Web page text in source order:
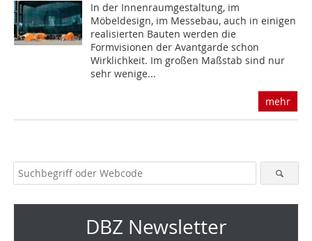
In der Innenraumgestaltung, im
Möbeldesign, im Messebau, auch in einigen
realisierten Bauten werden die
Formvisionen der Avantgarde schon
Wirklichkeit. Im großen Maßstab sind nur
sehr wenige...
mehr
DBZ Newsletter